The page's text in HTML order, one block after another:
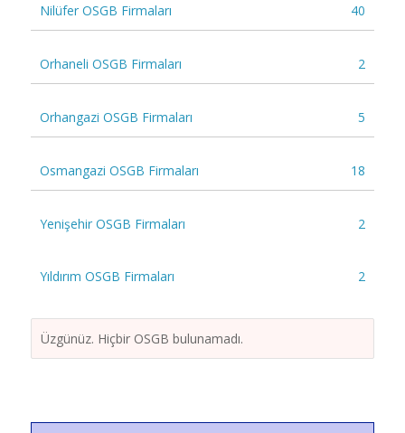
Nilüfer OSGB Firmaları 40
Orhaneli OSGB Firmaları 2
Orhangazi OSGB Firmaları 5
Osmangazi OSGB Firmaları 18
Yenişehir OSGB Firmaları 2
Yıldırım OSGB Firmaları 2
Üzgünüz. Hiçbir OSGB bulunamadı.